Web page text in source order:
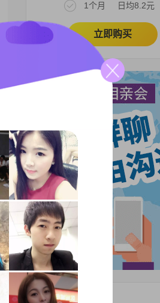
1个月 日均8.2元
立即购买
热门栏目